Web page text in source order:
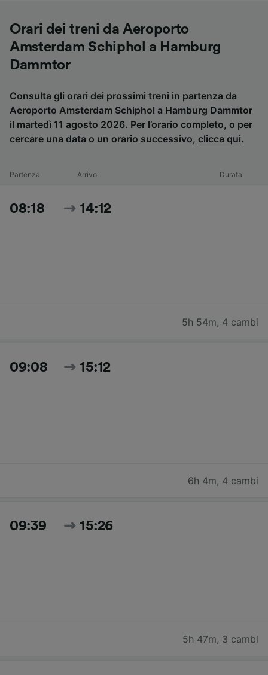
Orari dei treni da Aeroporto
Amsterdam Schiphol a Hamburg
Dammtor
Consulta gli orari dei prossimi treni in partenza da
Aeroporto Amsterdam Schiphol a Hamburg Dammtor
il martedì 11 agosto 2026. Per l’orario completo, o per
cercare una data o un orario successivo, clicca qui.
Partenza Arrivo Durata
08:18 14:12
5h 54m, 4 cambi
09:08 15:12
6h 4m, 4 cambi
09:39 15:26
5h 47m, 3 cambi